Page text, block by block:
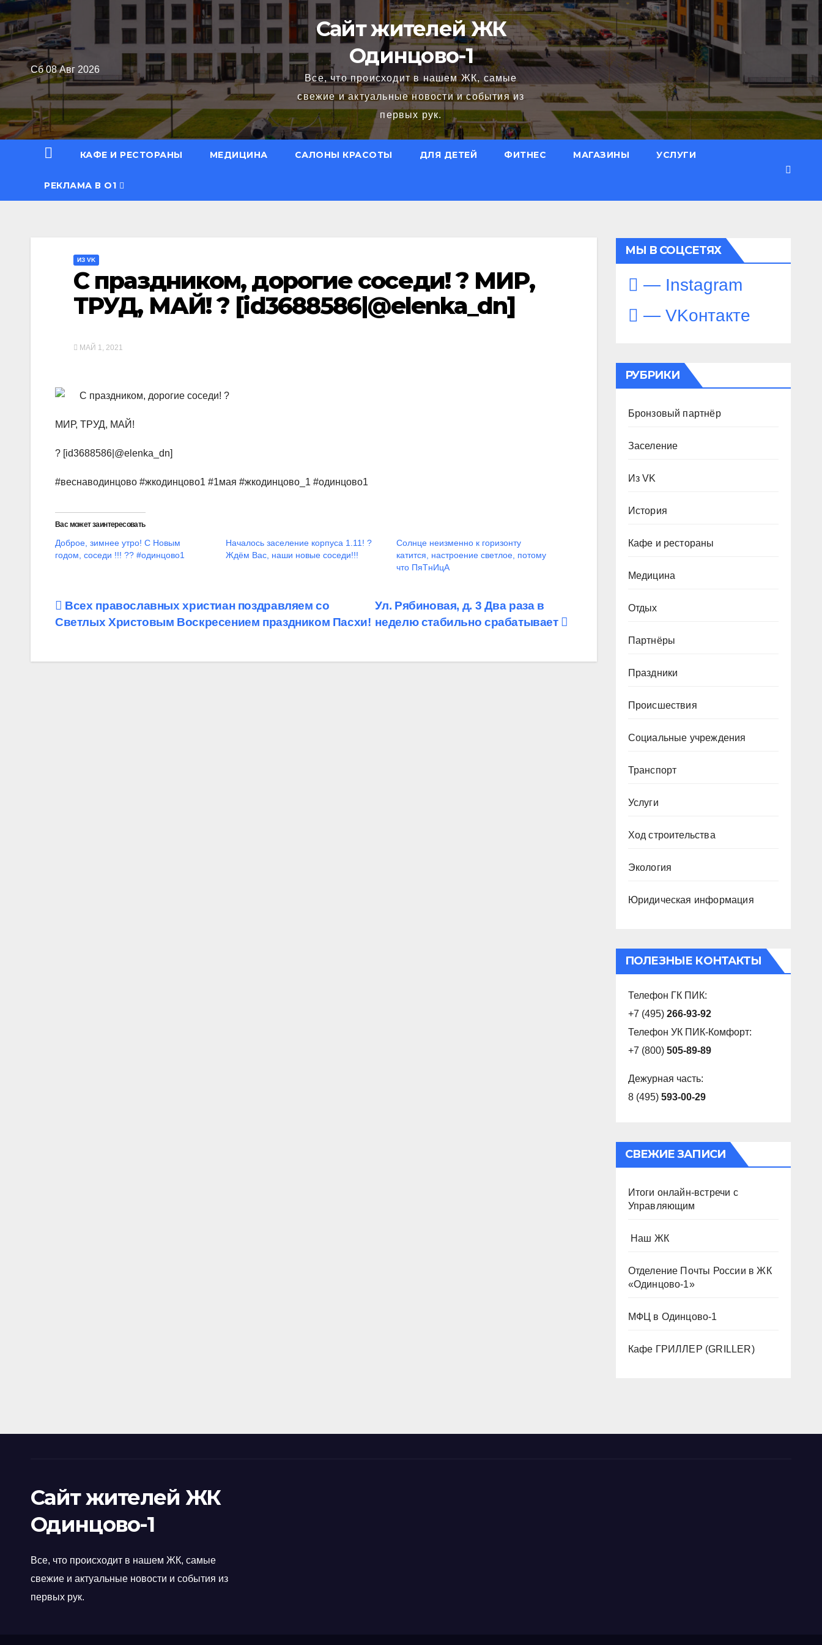
Перейти
содержимому
Сб 08 Авг 2026
Сайт жителей ЖК
Одинцово-1
Все, что происходит в нашем ЖК, самые
свежие и актуальные новости и события из
первых рук.
КАФЕ И РЕСТОРАНЫ МЕДИЦИНА САЛОНЫ КРАСОТЫ ДЛЯ ДЕТЕЙ ФИТНЕС МАГАЗИНЫ УСЛУГИ
РЕКЛАМА В О1
ИЗ VK
С праздником, дорогие соседи! ? МИР,
ТРУД, МАЙ! ? [id3688586|@elenka_dn]
МАЙ 1, 2021
С праздником, дорогие соседи! ?
МИР, ТРУД, МАЙ!
? [id3688586|@elenka_dn]
#веснаводинцово #жкодинцово1 #1мая #жкодинцово_1 #одинцово1
Вас может заинтересовать
Доброе, зимнее утро! С Новым
годом, соседи !!! ?? #одинцово1
️Началось заселение корпуса 1.11! ?
Ждём Вас, наши новые соседи!!!
Солнце неизменно к горизонту
катится, настроение светлое, потому
что ПяТнИцА
Навигация
записям
Ул. Рябиновая, д. 3 Два раза в
неделю стабильно срабатывает
Всех православных христиан поздравляем со
Светлых Христовым Воскресением праздником Пасхи!
МЫ В СОЦСЕТЯХ
— Instagram
— VKонтакте
РУБРИКИ
Бронзовый партнёр
Заселение
Из VK
История
Кафе и рестораны
Медицина
Отдых
Партнёры
Праздники
Происшествия
Социальные учреждения
Транспорт
Услуги
Ход строительства
Экология
Юридическая информация
ПОЛЕЗНЫЕ КОНТАКТЫ
Телефон ГК ПИК:
+7 (495) 266-93-92
Телефон УК ПИК-Комфорт:
+7 (800) 505-89-89
Дежурная часть:
8 (495) 593-00-29
СВЕЖИЕ ЗАПИСИ
Итоги онлайн-встречи с
Управляющим
️ Наш ЖК
Отделение Почты России в ЖК
«Одинцово-1»
МФЦ в Одинцово-1
Кафе ГРИЛЛЕР (GRILLER)
Сайт жителей ЖК
Одинцово-1
Все, что происходит в нашем ЖК, самые
свежие и актуальные новости и события из
первых рук.